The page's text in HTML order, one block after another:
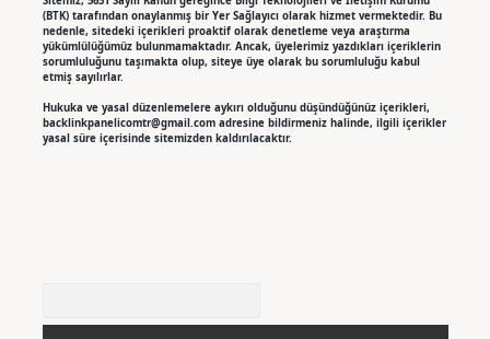
(BTK) tarafından onaylanmış bir Yer Sağlayıcı olarak hizmet vermektedir. Bu
nedenle, sitedeki içerikleri proaktif olarak denetleme veya araştırma
yükümlülüğümüz bulunmamaktadır. Ancak, üyelerimiz yazdıkları içeriklerin
sorumluluğunu taşımakta olup, siteye üye olarak bu sorumluluğu kabul
etmiş sayılırlar.
Hukuka ve yasal düzenlemelere aykırı olduğunu düşündüğünüz içerikleri,
backlinkpanelicomtr@gmail.comadresine bildirmeniz halinde, ilgili içerikler
yasal süre içerisinde sitemizden kaldırılacaktır.